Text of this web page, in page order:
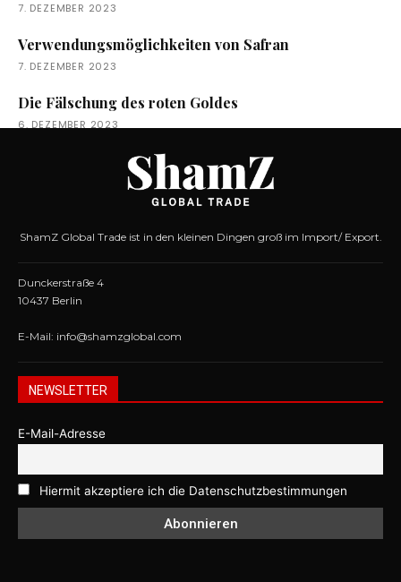
7. DEZEMBER 2023
Verwendungsmöglichkeiten von Safran
7. DEZEMBER 2023
Die Fälschung des roten Goldes
6. DEZEMBER 2023
ShamZ Global Trade ist in den kleinen Dingen groß im Import/ Export.
Dunckerstraße 4
10437 Berlin
E-Mail: info@shamzglobal.com
NEWSLETTER
E-Mail-Adresse
Hiermit akzeptiere ich die Datenschutzbestimmungen